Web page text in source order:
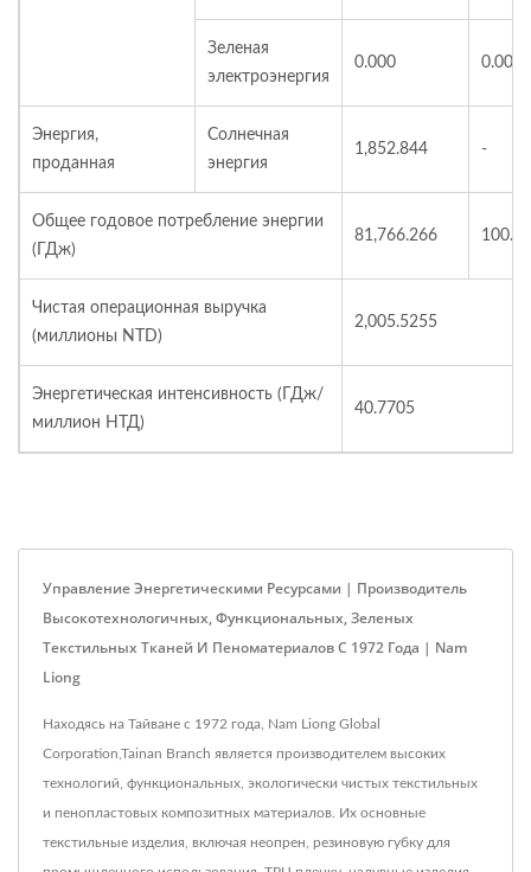
Зеленая
электроэнергия
0.000 0.00
Энергия,
проданная
Солнечная
энергия
1,852.844 -
Общее годовое потребление энергии
(ГДж)
81,766.266 100.00
Чистая операционная выручка
(миллионы NTD)
2,005.5255
Энергетическая интенсивность (ГДж/
миллион НТД)
40.7705
Управление Энергетическими Ресурсами | Производитель
Высокотехнологичных, Функциональных, Зеленых
Текстильных Тканей И Пеноматериалов С 1972 Года | Nam
Liong
Находясь на Тайване с 1972 года, Nam Liong Global
Corporation,Tainan Branch является производителем высоких
технологий, функциональных, экологически чистых текстильных
и пенопластовых композитных материалов. Их основные
текстильные изделия, включая неопрен, резиновую губку для